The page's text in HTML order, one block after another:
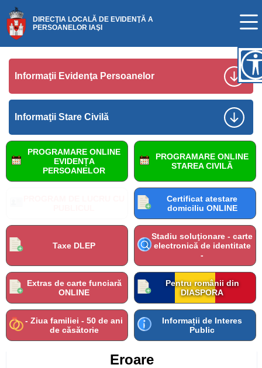
DIRECŢIA LOCALĂ DE EVIDENŢĂ A
PERSOANELOR IAŞI
Informaţii Evidenţa Persoanelor
Informaţii Stare Civilă
PROGRAMARE ONLINE
EVIDENȚA
PERSOANELOR
PROGRAMARE ONLINE
STAREA CIVILĂ
Certificat atestare
domiciliu ONLINE
Taxe DLEP
Stadiu soluţionare - carte
electronică de identitate
-
Extras de carte funciară
ONLINE
Pentru românii din
DIASPORA
- Ziua familiei - 50 de ani
de căsătorie
Informații de Interes
Public
Eroare